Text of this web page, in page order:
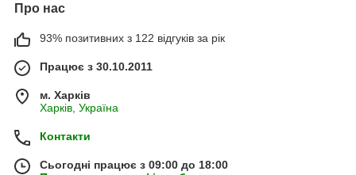
Про нас
93% позитивних з 122 відгуків за рік
Працює з 30.10.2011
м. Харків
Харків, Україна
Контакти
Сьогодні працює з 09:00 до 18:00